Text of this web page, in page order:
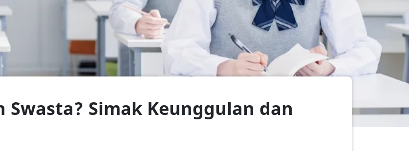
Swasta? Simak Keunggulan dan